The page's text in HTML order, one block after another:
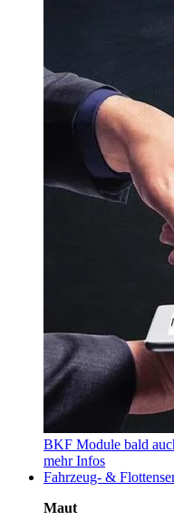
BKF Module bald
mehr Infos
Fahrzeug- &
Maut